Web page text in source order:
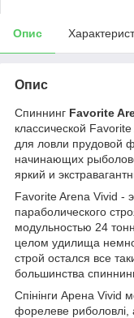
Опис
Опис
Спиннинг Favorite
классической
для ловли прудовой
начинающих
яркий и
Favorite Arena Vivid -
параболического
модульностью 24
целом удилища
строй остался все
большинства
Спінінги Арена Vivid
форелеве риболовлі,